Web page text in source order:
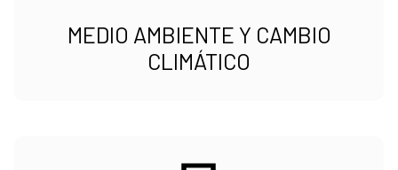
MEDIO AMBIENTE Y CAMBIO
CLIMÁTICO